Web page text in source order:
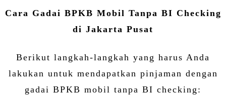
Cara Gadai BPKB Mobil Tanpa BI Checking
di Jakarta Pusat
Berikut langkah-langkah yang harus Anda
lakukan untuk mendapatkan pinjaman dengan
gadai BPKB mobil tanpa BI checking: